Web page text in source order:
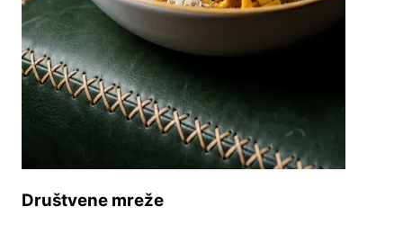
Društvene mreže